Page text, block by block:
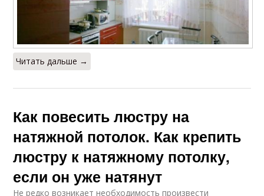
Читать дальше →
Как повесить люстру на
натяжной потолок. Как крепить
люстру к натяжному потолку,
если он уже натянут
Не редко возникает необходимость произвести